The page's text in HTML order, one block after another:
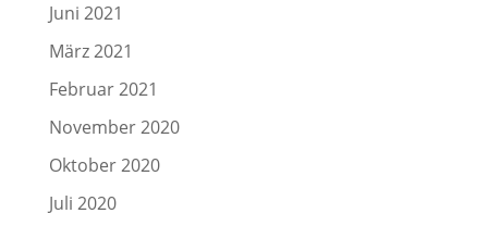
Juni 2021
März 2021
Februar 2021
November 2020
Oktober 2020
Juli 2020